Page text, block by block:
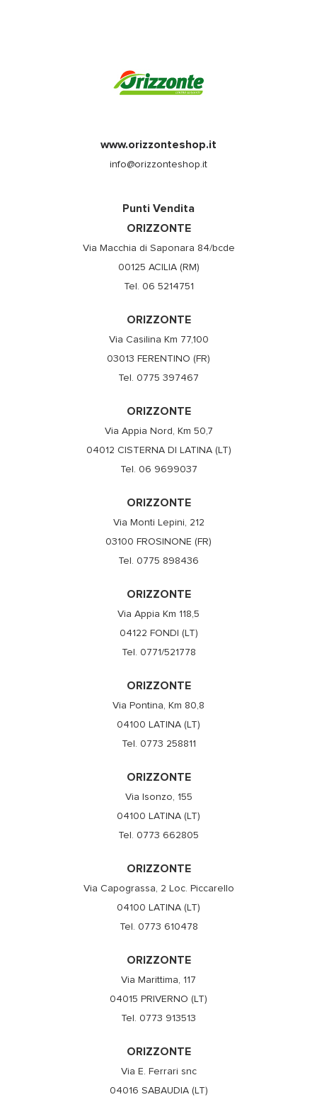
www.orizzonteshop.it
info@orizzonteshop.it
Punti Vendita
ORIZZONTE
Via Macchia di Saponara 84/bcde
00125 ACILIA (RM)
Tel. 06 5214751
ORIZZONTE
Via Casilina Km 77,100
03013 FERENTINO (FR)
Tel. 0775 397467
ORIZZONTE
Via Appia Nord, Km 50,7
04012 CISTERNA DI LATINA (LT)
Tel. 06 9699037
ORIZZONTE
Via Monti Lepini, 212
03100 FROSINONE (FR)
Tel. 0775 898436
ORIZZONTE
Via Appia Km 118,5
04122 FONDI (LT)
Tel. 0771/521778
ORIZZONTE
Via Pontina, Km 80,8
04100 LATINA (LT)
Tel. 0773 258811
ORIZZONTE
Via Isonzo, 155
04100 LATINA (LT)
Tel. 0773 662805
ORIZZONTE
Via Capograssa, 2 Loc. Piccarello
04100 LATINA (LT)
Tel. 0773 610478
ORIZZONTE
Via Marittima, 117
04015 PRIVERNO (LT)
Tel. 0773 913513
ORIZZONTE
Via E. Ferrari snc
04016 SABAUDIA (LT)